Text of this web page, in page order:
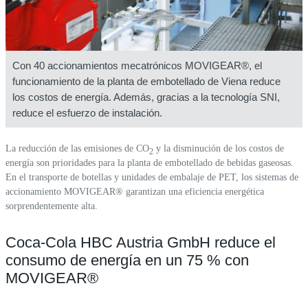
Con 40 accionamientos mecatrónicos MOVIGEAR®, el
funcionamiento de la planta de embotellado de Viena reduce
los costos de energía. Además, gracias a la tecnología SNI,
reduce el esfuerzo de instalación.
La reducción de las emisiones de CO2 y la disminución de los costos de
energía son prioridades para la planta de embotellado de bebidas gaseosas.
En el transporte de botellas y unidades de embalaje de PET, los sistemas de
accionamiento MOVIGEAR® garantizan una eficiencia energética
sorprendentemente alta.
Coca-Cola HBC Austria GmbH reduce el
consumo de energía en un 75 % con
MOVIGEAR®